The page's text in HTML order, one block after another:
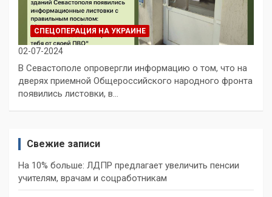
СПЕЦОПЕРАЦИЯ НА УКРАИНЕ
02-07-2024
В Севастополе опровергли информацию о том, что на
дверях приемной Общероссийского народного фронта
появились листовки, в…
Свежие записи
На 10% больше: ЛДПР предлагает увеличить пенсии
учителям, врачам и соцработникам